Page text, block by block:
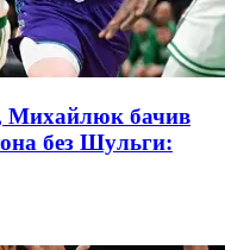
Михайлюк бачив
без Шульги: